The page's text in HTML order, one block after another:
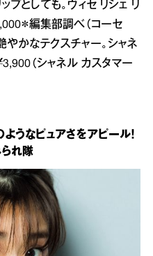
としても。ヴィセ リシェ リ
＊編集部調べ（コーセ
かなテクスチャー。シャネ
（シャネル カスタマー
うなピュアさをアピール！
れ隊